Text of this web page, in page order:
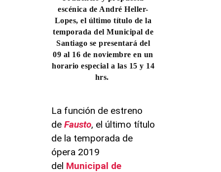
escénica de André Heller-
Lopes, el último título de la
temporada del Municipal de
Santiago se presentará del
09 al 16 de noviembre en un
horario especial a las 15 y 14
hrs.
La función de estreno
de Fausto, el último título
de la temporada de
ópera 2019
del Municipal de